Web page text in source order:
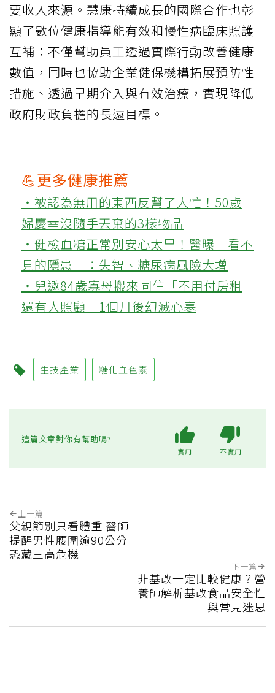
要收入來源。慧康持續成長的國際合作也彰
顯了數位健康指導能有效和慢性病臨床照護
互補：不僅幫助員工透過實際行動改善健康
數值，同時也協助企業健保機構拓展預防性
措施、透過早期介入與有效治療，實現降低
政府財政負擔的長遠目標。
💪更多健康推薦
‧被認為無用的東西反幫了大忙！50歲
婦慶幸沒隨手丟棄的3樣物品
‧健檢血糖正常別安心太早！醫曝「看不
見的隱患」：失智、糖尿病風險大增
‧兒邀84歲寡母搬來同住「不用付房租
還有人照顧」1個月後幻滅心寒
生技產業 糖化血色素
這篇文章對你有幫助嗎?
實用 不實用
上一篇
父親節別只看體重 醫師
提醒男性腰圍逾90公分
恐藏三高危機
下一篇
非基改一定比較健康？營
養師解析基改食品安全性
與常見迷思